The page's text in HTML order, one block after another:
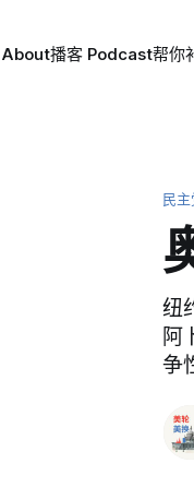
About播客 Podcast帮你
民主
纽
阿
争